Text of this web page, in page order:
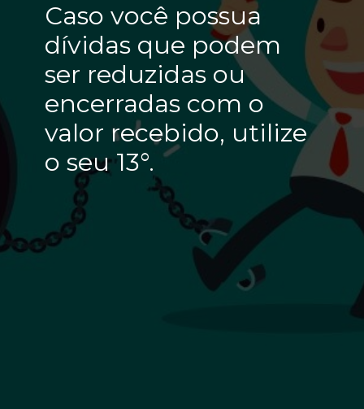
Caso você possua
dívidas que podem
ser reduzidas ou
encerradas com o
valor recebido, utilize
o seu 13°.